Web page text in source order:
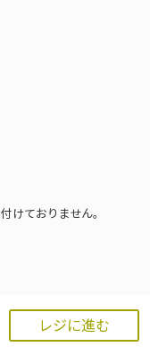
レジに進む
けておりません。